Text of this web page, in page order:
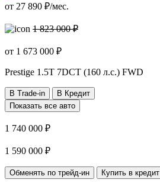
от 27 890 ₽/мес.
1 823 000 ₽
от 1 673 000 ₽
Prestige 1.5T 7DCT (160 л.с.) FWD
В Trade-in
В Кредит
Показать все авто
1 740 000 ₽
1 590 000 ₽
Обменять по трейд-ин Купить в кредит